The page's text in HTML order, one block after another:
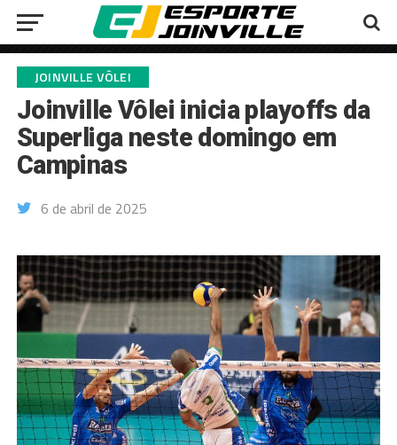
JOINVILLE VÔLEI
Joinville Vôlei inicia playoffs da
Superliga neste domingo em
Campinas
6 de abril de 2025